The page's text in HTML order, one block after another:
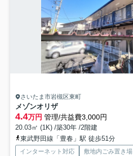
さいたま市岩槻区東町
メゾンオリザ
4.4万円 管理/共益費3,000円
20.03㎡ (1K) /築30年 /2階建
東武野田線「豊春」駅 徒歩51分
インターネット対応 敷地内ごみ置き場